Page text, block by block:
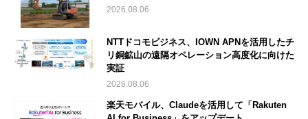
2026.08.06
NTTドコモビジネス、IOWN APNを活用したチ
リ銅鉱山の遠隔オペレーション高度化に向けた
実証
2026.08.06
楽天モバイル、Claudeを活用して「Rakuten